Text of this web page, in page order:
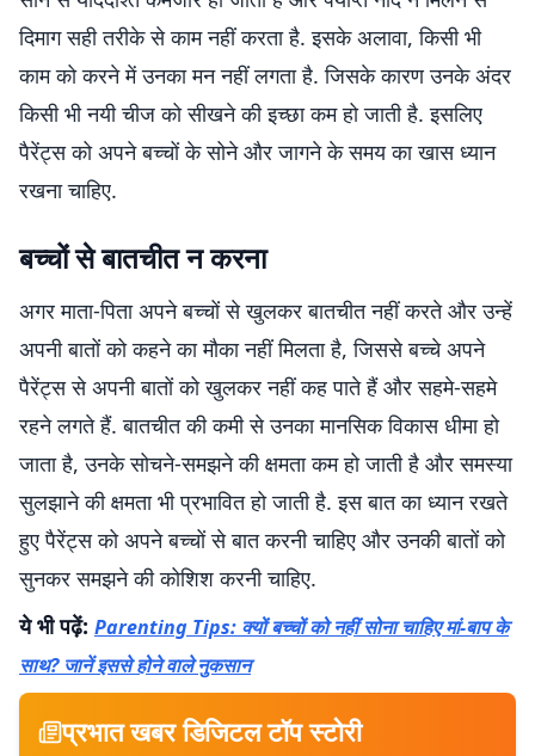
दिमाग सही तरीके से काम नहीं करता है. इसके अलावा, किसी भी
काम को करने में उनका मन नहीं लगता है. जिसके कारण उनके अंदर
किसी भी नयी चीज को सीखने की इच्छा कम हो जाती है. इसलिए
पैरेंट्स को अपने बच्चों के सोने और जागने के समय का खास ध्यान
रखना चाहिए.
बच्चों से बातचीत न करना
अगर माता-पिता अपने बच्चों से खुलकर बातचीत नहीं करते और उन्हें
अपनी बातों को कहने का मौका नहीं मिलता है, जिससे बच्चे अपने
पैरेंट्स से अपनी बातों को खुलकर नहीं कह पाते हैं और सहमे-सहमे
रहने लगते हैं. बातचीत की कमी से उनका मानसिक विकास धीमा हो
जाता है, उनके सोचने-समझने की क्षमता कम हो जाती है और समस्या
सुलझाने की क्षमता भी प्रभावित हो जाती है. इस बात का ध्यान रखते
हुए पैरेंट्स को अपने बच्चों से बात करनी चाहिए और उनकी बातों को
सुनकर समझने की कोशिश करनी चाहिए.
ये भी पढ़ें: Parenting Tips: क्यों बच्चों को नहीं सोना चाहिए मां-बाप के
साथ? जानें इससे होने वाले नुकसान
प्रभात खबर डिजिटल टॉप स्टोरी